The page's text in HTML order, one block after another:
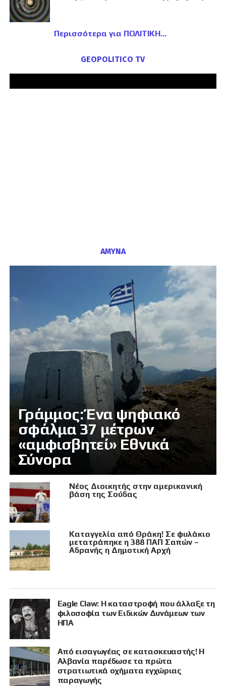
Περισσότερα για ΠΟΛΙΤΙΚΗ
GEOPOLITICO TV
ΑΜΥΝΑ
Γράμμος: Ένα ψηφιακό
σφάλμα 37 μέτρων
«αμφισβητεί» Εθνικά
Σύνορα
Νέος Διοικητής στην αμερικανική
βάση της Σούδας
Καταγγελία από Θράκη! Σε φυλάκιο
μετατράπηκε η 388 ΠΑΠ Σαπών –
Αδρανής η Δημοτική Αρχή
Eagle Claw: Η καταστροφή που άλλαξε τη
φιλοσοφία των Ειδικών Δυνάμεων των
ΗΠΑ
Από εισαγωγέας σε κατασκευαστής! Η
Αλβανία παρέδωσε τα πρώτα
στρατιωτικά οχήματα εγχώριας
παραγωγής